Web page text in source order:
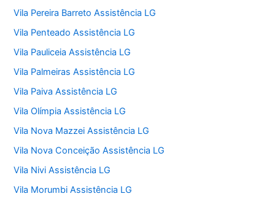
Vila Pereira Barreto Assistência LG
Vila Penteado Assistência LG
Vila Pauliceia Assistência LG
Vila Palmeiras Assistência LG
Vila Paiva Assistência LG
Vila Olímpia Assistência LG
Vila Nova Mazzei Assistência LG
Vila Nova Conceição Assistência LG
Vila Nivi Assistência LG
Vila Morumbi Assistência LG